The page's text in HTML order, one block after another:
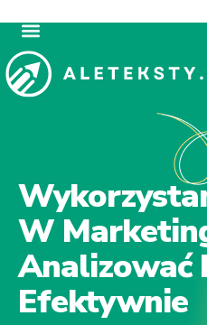
W
Analizować
Efektywnie